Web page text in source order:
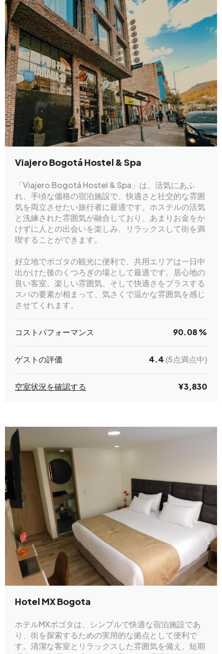
Viajero Bogotá Hostel & Spa
「Viajero Bogotá Hostel & Spa」は、活気にあふ
れ、手頃な価格の宿泊施設で、快適さと社交的な雰囲
気を両立させたい旅行者に最適です。ホステルの活気
と洗練された雰囲気が融合しており、あまりお金をか
けずに人との出会いを楽しみ、リラックスして街を満
喫することができます。
好立地でボゴタの観光に便利で、共用エリアは一日中
出かけた後のくつろぎの場として最適です。居心地の
良い客室、楽しい雰囲気、そして快適さをプラスする
スパの要素が相まって、気さくで温かな雰囲気を感じ
させてくれます。
コストパフォーマンス 90.08 %
ゲストの評価 4.4 (5点満点中)
空室状況を確認する ¥3,830
Hotel MX Bogota
ホテルMXボゴタは、シンプルで快適な宿泊施設であ
り、街を探索するための実用的な拠点として便利で
す。清潔な客室とリラックスした雰囲気を備え、短期